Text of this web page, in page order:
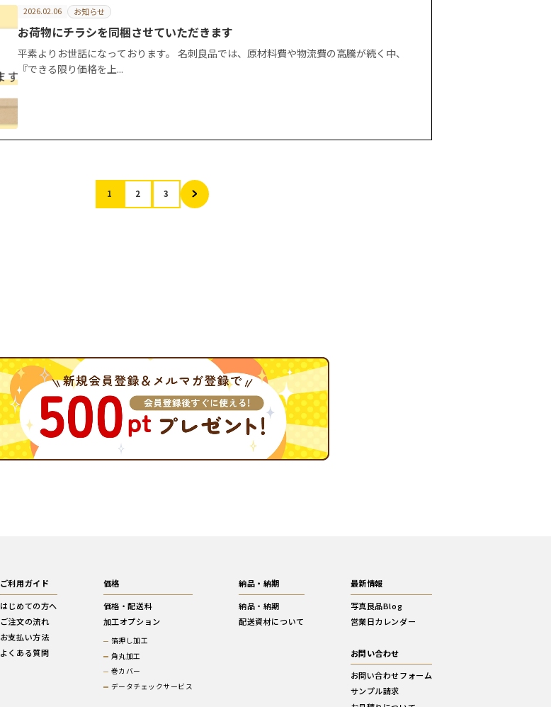
2026.02.06 お知らせ
お荷物にチラシを同梱させていただきます
平素よりお世話になっております。 名刺良品では、原材料費や物流費の高騰が続く中、
『できる限り価格を上...
1 2 3
ご利用ガイド
はじめての方へ
ご注文の流れ
お支払い方法
よくある質問
価格
価格・配送料
加工オプション
箔押し加工
角丸加工
巻カバー
データチェックサービス
納品・納期
納品・納期
配送資材について
最新情報
写真良品Blog
営業日カレンダー
お問い合わせ
お問い合わせフォーム
サンプル請求